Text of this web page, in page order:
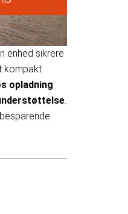
enhed sikrere
kompakt
opladning